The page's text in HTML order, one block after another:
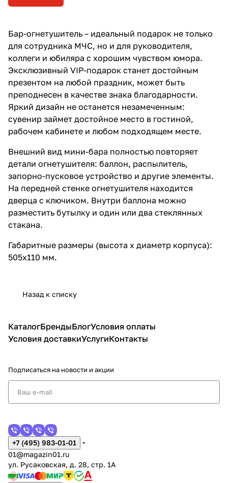
Бар-огнетушитель – идеальный подарок не только
для сотрудника МЧС, но и для руководителя,
коллеги и юбиляра с хорошим чувством юмора.
Эксклюзивный VIP-подарок станет достойным
презентом на любой праздник, может быть
преподнесен в качестве знака благодарности.
Яркий дизайн не останется незамеченным:
сувенир займет достойное место в гостиной,
рабочем кабинете и любом подходящем месте.
Внешний вид мини-бара полностью повторяет
детали огнетушителя: баллон, распылитель,
запорно-пусковое устройство и другие элементы.
На передней стенке огнетушителя находится
дверца с ключиком. Внутри баллона можно
разместить бутылку и один или два стеклянных
стакана.
Габаритные размеры (высота х диаметр корпуса):
505х110 мм.
Назад к списку
КаталогБрендыБлогУсловия оплаты
Условия доставкиУслугиКонтакты
Подписаться на новости и акции
+7 (495) 983-01-01
01@magazin01.ru
ул. Русаковская, д. 28, стр. 1А